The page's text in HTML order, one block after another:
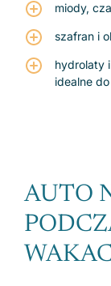
miody,
szafran i
hydrolaty
idealne
AUTO